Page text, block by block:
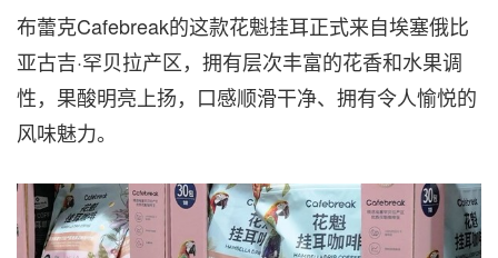
布蕾克Cafebreak的这款花魁挂耳正式来自埃塞俄比
亚古吉·罕贝拉产区，拥有层次丰富的花香和水果调
性，果酸明亮上扬，口感顺滑干净、拥有令人愉悦的
风味魅力。